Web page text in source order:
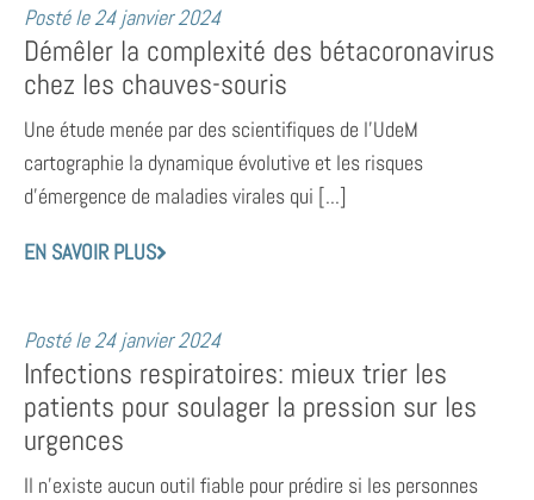
Posté le24 janvier 2024
Démêler la complexité des bétacoronavirus
chez les chauves-souris
Une étude menée par des scientifiques de l’UdeM
cartographie la dynamique évolutive et les risques
d’émergence de maladies virales qui [...]
EN SAVOIR PLUS
Posté le24 janvier 2024
Infections respiratoires: mieux trier les
patients pour soulager la pression sur les
urgences
Il n’existe aucun outil fiable pour prédire si les personnes